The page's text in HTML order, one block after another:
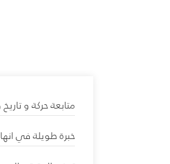
متابعة حركة و
خبرة طويلة في